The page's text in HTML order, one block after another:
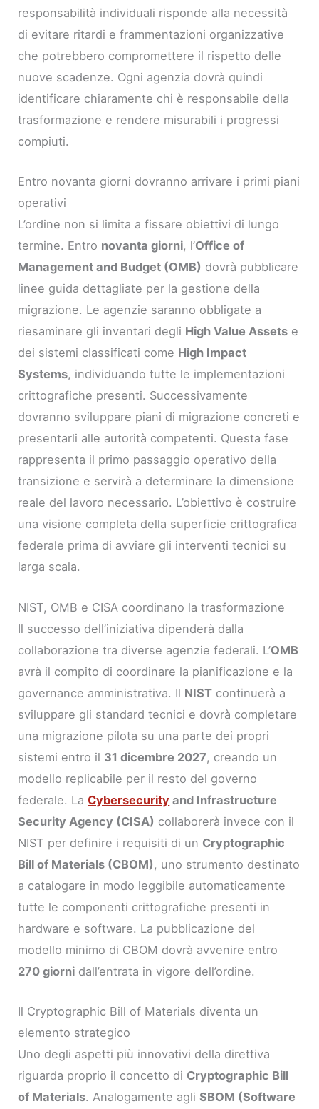
responsabilità individuali risponde alla necessità
di evitare ritardi e frammentazioni organizzative
che potrebbero compromettere il rispetto delle
nuove scadenze. Ogni agenzia dovrà quindi
identificare chiaramente chi è responsabile della
trasformazione e rendere misurabili i progressi
compiuti.
Entro novanta giorni dovranno arrivare i primi piani
operativi
L’ordine non si limita a fissare obiettivi di lungo
termine. Entro novanta giorni, l’Office of
Management and Budget (OMB) dovrà pubblicare
linee guida dettagliate per la gestione della
migrazione. Le agenzie saranno obbligate a
riesaminare gli inventari degli High Value Assets e
dei sistemi classificati come High Impact
Systems, individuando tutte le implementazioni
crittografiche presenti. Successivamente
dovranno sviluppare piani di migrazione concreti e
presentarli alle autorità competenti. Questa fase
rappresenta il primo passaggio operativo della
transizione e servirà a determinare la dimensione
reale del lavoro necessario. L’obiettivo è costruire
una visione completa della superficie crittografica
federale prima di avviare gli interventi tecnici su
larga scala.
NIST, OMB e CISA coordinano la trasformazione
Il successo dell’iniziativa dipenderà dalla
collaborazione tra diverse agenzie federali. L’OMB
avrà il compito di coordinare la pianificazione e la
governance amministrativa. Il NIST continuerà a
sviluppare gli standard tecnici e dovrà completare
una migrazione pilota su una parte dei propri
sistemi entro il 31 dicembre 2027, creando un
modello replicabile per il resto del governo
federale. LaCybersecurity and Infrastructure
Security Agency (CISA) collaborerà invece con il
NIST per definire i requisiti di un Cryptographic
Bill of Materials (CBOM) , uno strumento destinato
a catalogare in modo leggibile automaticamente
tutte le componenti crittografiche presenti in
hardware e software. La pubblicazione del
modello minimo di CBOM dovrà avvenire entro
270 giorni dall’entrata in vigore dell’ordine.
Il Cryptographic Bill of Materials diventa un
elemento strategico
Uno degli aspetti più innovativi della direttiva
riguarda proprio il concetto di Cryptographic Bill
of Materials. Analogamente agliSBOM (Software